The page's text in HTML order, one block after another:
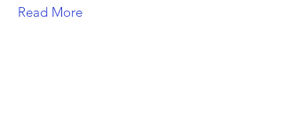
Read More